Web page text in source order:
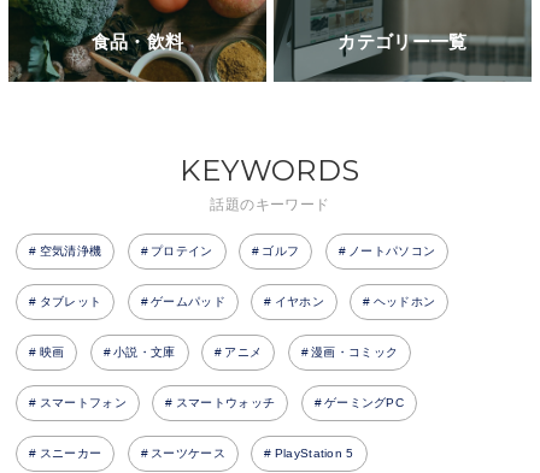
食品・飲料 カテゴリー一覧
KEYWORDS
話題のキーワード
空気清浄機 プロテイン ゴルフ ノートパソコン
タブレット ゲームパッド イヤホン ヘッドホン
映画 小説・文庫 アニメ 漫画・コミック
スマートフォン スマートウォッチ ゲーミングPC
スニーカー スーツケース PlayStation 5